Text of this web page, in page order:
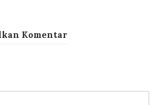
Komentar